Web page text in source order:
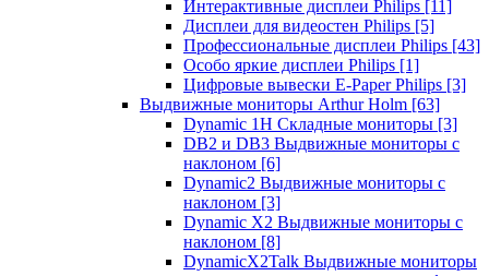
Интерактивные дисплеи Philips [11]
Дисплеи для видеостен Philips [5]
Профессиональные дисплеи Philips [43]
Особо яркие дисплеи Philips [1]
Цифровые вывески E-Paper Philips [3]
Выдвижные мониторы Arthur Holm [63]
Dynamic 1Н Складные мониторы [3]
DB2 и DB3 Выдвижные мониторы с
наклоном [6]
Dynamic2 Выдвижные мониторы с
наклоном [3]
Dynamic X2 Выдвижные мониторы с
наклоном [8]
DynamicX2Talk Выдвижные мониторы